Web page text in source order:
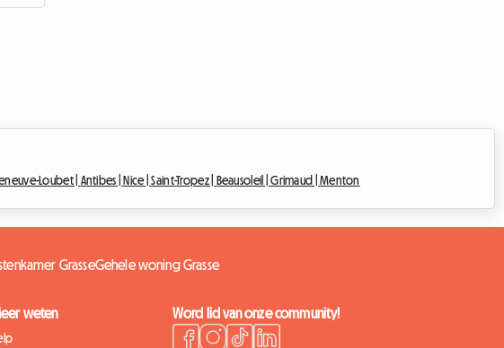
Loubet | Antibes | Nice |Saint-Tropez | Beausoleil |Grimaud |Menton
GrasseGehele woning Grasse
weten Word lid van onze community!